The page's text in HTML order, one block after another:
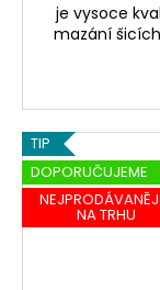
je vysoce
mazání
TIP
DOPORUČUJEME
NA TRHU